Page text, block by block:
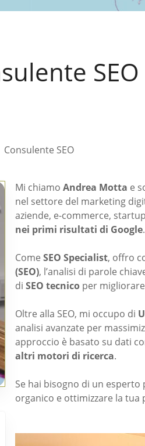
SEO
SEO
Mi chiamo Andrea Motta e
nel settore del marketing
aziende, e-commerce,
nei primi risultati di Google.
Come SEO Specialist, offro
(SEO), l’analisi di parole
di SEO tecnicoper migliorare
Oltre alla SEO, mi occupo di
analisi avanzate per
approccio è basato su dati
altri motori di ricerca.
Se hai bisogno di un
organico e ottimizzare la tua